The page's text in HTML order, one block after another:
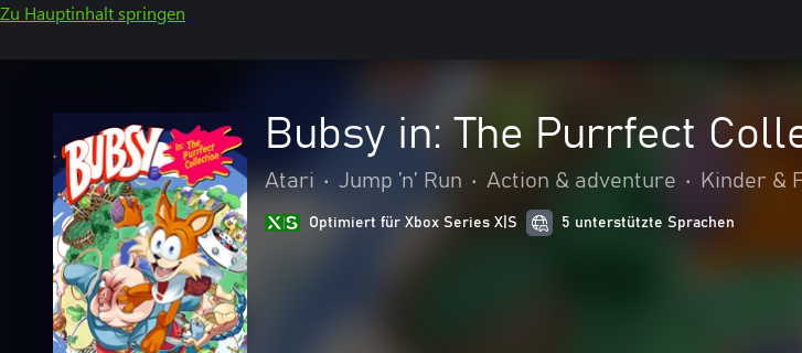
Zu Hauptinhalt springen
Bubsy in: The Purrfect
Atari • Jump ’n’ Run • Action & adventure • Kinder &
Optimiert für Xbox Series X|S 5 unterstützte Sprachen